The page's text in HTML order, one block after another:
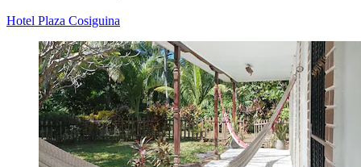
Hotel Plaza Cosiguina